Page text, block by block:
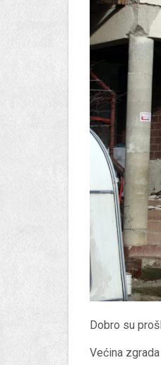
Dobro su
Većina